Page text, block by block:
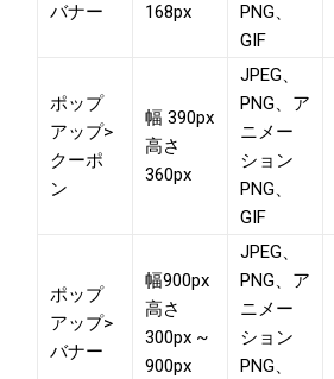
バナー
168px
PNG、
GIF
ポップ
アップ>
クーポ
ン
幅 390px
高さ
360px
JPEG、
PNG、ア
ニメー
ション
PNG、
GIF
ポップ
アップ>
バナー
幅900px
高さ
300px ~
900px
JPEG、
PNG、ア
ニメー
ション
PNG、